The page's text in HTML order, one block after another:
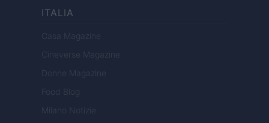
ITALIA
Casa Magazine
Cineverse Magazine
Donne Magazine
Food Blog
Milano Notizie